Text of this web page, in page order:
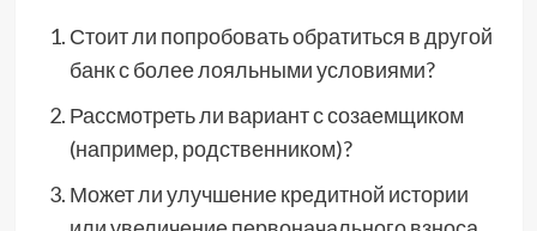
Стоит ли попробовать обратиться в другой
банк с более лояльными условиями?
Рассмотреть ли вариант с созаемщиком
(например, родственником)?
Может ли улучшение кредитной истории